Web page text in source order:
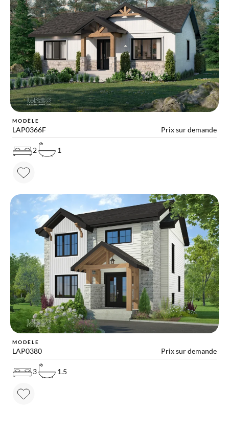
MODÈLE
LAP0366F Prix sur demande
2 1
MODÈLE
LAP0380 Prix sur demande
3 1.5